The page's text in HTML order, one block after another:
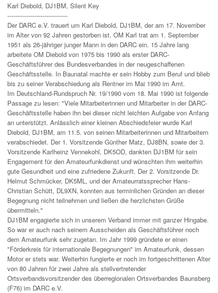
Karl Diebold, DJ1BM, Silent Key
-------------------------------
Der DARC e.V. trauert um Karl Diebold, DJ1BM, der am 17. November
im Alter von 92 Jahren gestorben ist. OM Karl trat am 1. September
1951 als 26-jähriger junger Mann in den DARC ein. 15 Jahre lang
arbeitete OM Diebold von 1975 bis 1990 als erster DARC-
Geschäftsführer des Bundesverbandes in der neugeschaffenen
Geschäftsstelle. In Baunatal machte er sein Hobby zum Beruf und blieb
bis zu seiner Verabschiedung als Rentner im Mai 1990 im Amt.
Im Deutschland-Rundspruch Nr. 19/1990 vom 18. Mai 1990 ist folgende
Passage zu lesen: "Viele Mitarbeiterinnen und Mitarbeiter in der DARC-
Geschäftsstelle haben ihn bei dieser nicht leichten Aufgabe von Anfang
an unterstützt. Anlässlich einer kleinen Abschiedsfeier wurde Karl
Diebold, DJ1BM, am 11.5. von seinen Mitarbeiterinnen und Mitarbeitern
verabschiedet. Der 1. Vorsitzende Günther Matz, DJ8BN, sowie der 3.
Vorsitzende Karlheinz Vennekohl, DK5OD, dankten DJ1BM für sein
Engagement für den Amateurfunkdienst und wünschten ihm weiterhin
gute Gesundheit und eine zufriedene Zukunft. Der 2. Vorsitzende Dr.
Helmut Schmücker, DK5ML, und der Amateurratssprecher Hans-
Christian Schütt, DL9XN, konnten aus terminlichen Gründen an dieser
Begegnung nicht teilnehmen und ließen die herzlichsten Grüße
übermitteln."
DJ1BM engagierte sich in unserem Verband immer mit ganzer Hingabe.
So war er auch nach seinem Ausscheiden als Geschäftsführer noch
dem Amateurfunk sehr zugetan. Im Jahr 1999 gründete er einen
"Förderkreis für internationale Begegnungen" im Amateurfunk, dessen
Motor er stets war. Weiterhin fungierte er noch im fortgeschrittenen Alter
von 80 Jahren für zwei Jahre als stellvertretender
Ortsverbandsvorsitzender des überregionalen Ortsverbandes Baunsberg
(F76) im DARC e.V.